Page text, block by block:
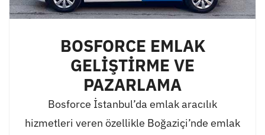
BOSFORCE EMLAK
GELİŞTİRME VE
PAZARLAMA
Bosforce İstanbul’da emlak aracılık
hizmetleri veren özellikle Boğaziçi’nde emlak